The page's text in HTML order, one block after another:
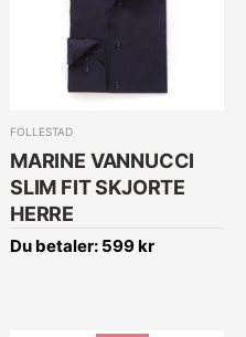
FOLLESTAD
MARINE VANNUCCI
SLIM FIT SKJORTE
HERRE
Du betaler: 599kr